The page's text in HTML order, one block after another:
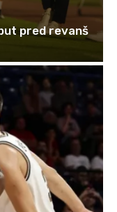
pred revanš